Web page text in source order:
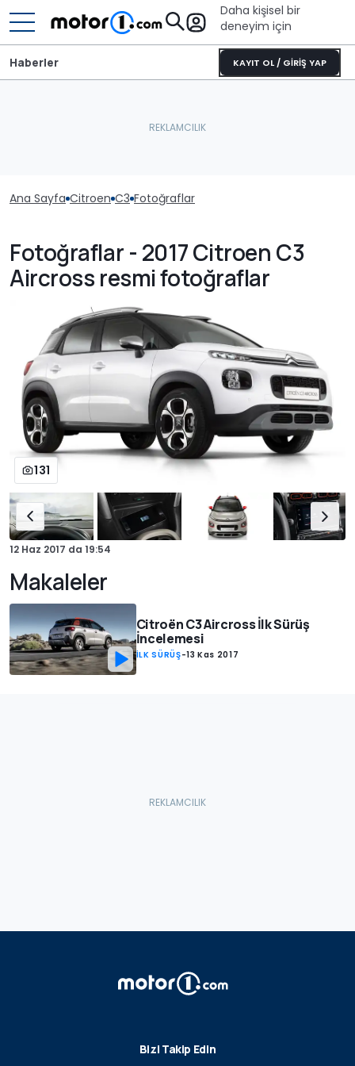
Daha kişisel bir
deneyim için
KAYIT OL / GİRİŞ YAP
Haberler
Ana Sayfa Citroen C3 Fotoğraflar
Fotoğraflar - 2017 Citroen C3
Aircross resmi fotoğraflar
131
12 Haz 2017 da 19:54
Makaleler
Citroën C3 Aircross İlk Sürüş
İncelemesi
İLK SÜRÜŞ-13 Kas 2017
Bizi Takip Edin